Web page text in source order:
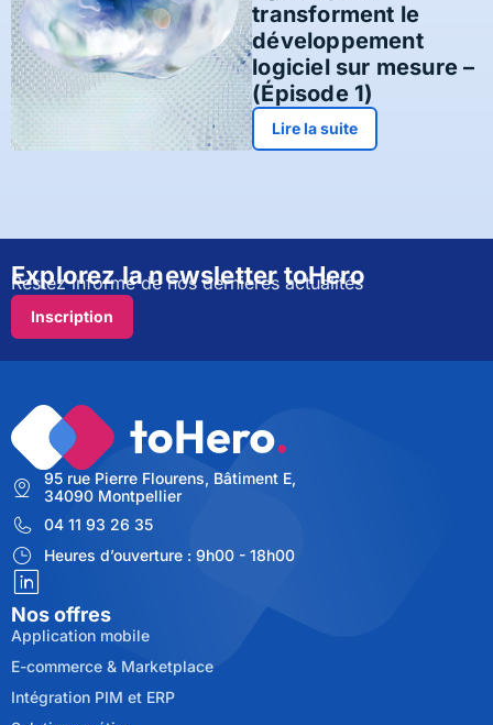
transforment le
développement
logiciel sur mesure –
(Épisode 1)
Lire la suite
Explorez la newsletter toHero
Restez informé de nos dernières actualités
Inscription
95 rue Pierre Flourens, Bâtiment E,
34090 Montpellier
04 11 93 26 35
Heures d’ouverture : 9h00 - 18h00
Nos offres
Application mobile
E-commerce & Marketplace
Intégration PIM et ERP